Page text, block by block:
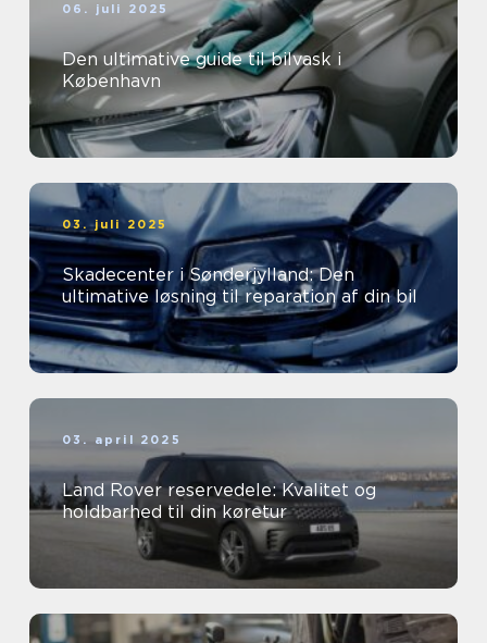
06. juli 2025
Den ultimative guide til bilvask i
København
03. juli 2025
Skadecenter i Sønderjylland: Den
ultimative løsning til reparation af din bil
03. april 2025
Land Rover reservedele: Kvalitet og
holdbarhed til din køretur